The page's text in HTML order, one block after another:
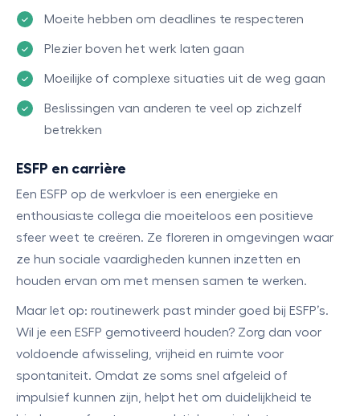
Moeite hebben om deadlines te respecteren
Plezier boven het werk laten gaan
Moeilijke of complexe situaties uit de weg gaan
Beslissingen van anderen te veel op zichzelf
betrekken
ESFP en carrière
Een ESFP op de werkvloer is een energieke en
enthousiaste collega die moeiteloos een positieve
sfeer weet te creëren. Ze floreren in omgevingen waar
ze hun sociale vaardigheden kunnen inzetten en
houden ervan om met mensen samen te werken.
Maar let op: routinewerk past minder goed bij ESFP’s.
Wil je een ESFP gemotiveerd houden? Zorg dan voor
voldoende afwisseling, vrijheid en ruimte voor
spontaniteit. Omdat ze soms snel afgeleid of
impulsief kunnen zijn, helpt het om duidelijkheid te